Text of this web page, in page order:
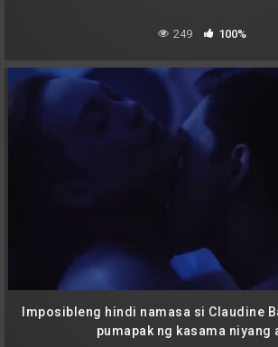
249 100%
Imposibleng hindi namasa si Claudine
pumapak ng kasama niyang